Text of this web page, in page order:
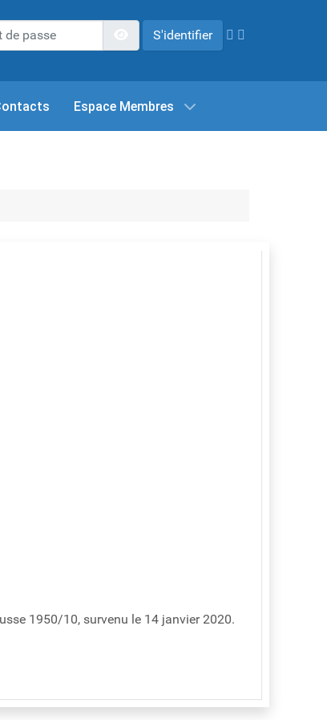
passe Afficher le mot de passe
S'identifier
Espace Membres
1950/10, survenu le 14 janvier 2020.